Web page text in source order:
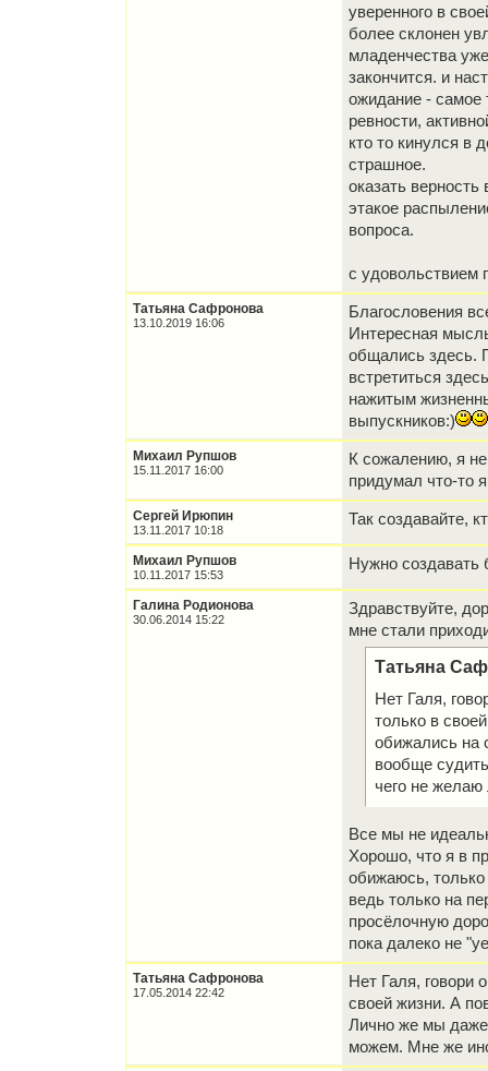
уверенного в
более склонен
младенчества
закончится. и
ожидание - самое
ревности,
кто то кинулся в
страшное.
оказать
этакое
вопроса.
с удовольствием
Татьяна Сафронова
13.10.2019 16:06
Благословения
Интересная
общались здесь.
встретиться
нажитым
выпускников:)
Михаил Рупшов
15.11.2017 16:00
К сожалению, я
придумал что-то
Сергей Ирюпин
13.11.2017 10:18
Так создавайте,
Михаил Рупшов
10.11.2017 15:53
Нужно
Галина Родионова
30.06.2014 15:22
Здравствуйте,
мне стали
Татьяна
Нет Галя,
только в
обижались на
вообще
чего не
Все мы не
Хорошо, что я в
обижаюсь, только
ведь только на
просёлочную
пока далеко не
Татьяна Сафронова
17.05.2014 22:42
Нет Галя, говори
своей жизни. А
Лично же мы даже
можем. Мне же